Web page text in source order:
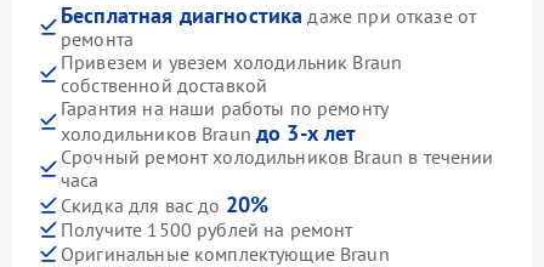
Бесплатная диагностика даже при отказе от
ремонта
Привезем и увезем холодильник Braun
собственной доставкой
Гарантия на наши работы по ремонту
холодильников Braunдо 3-х лет
Срочный ремонт холодильников Braun в течении
часа
Скидка для вас до 20%
Получите 1500 рублей на ремонт
Оригинальные комплектующие Braun